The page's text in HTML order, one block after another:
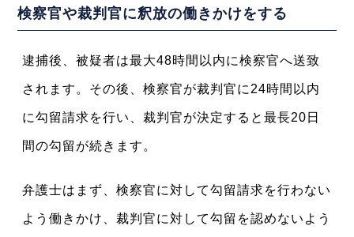
検察官や裁判官に釈放の働きかけをする
逮捕後、被疑者は最大48時間以内に検察官へ送致
されます。その後、検察官が裁判官に24時間以内
に勾留請求を行い、裁判官が決定すると最長20日
間の勾留が続きます。
弁護士はまず、検察官に対して勾留請求を行わない
よう働きかけ、裁判官に対して勾留を認めないよう